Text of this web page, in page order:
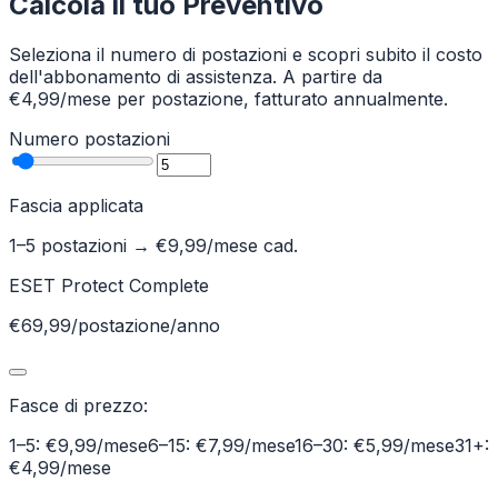
Seleziona il numero di postazioni e scopri subito il costo
dell'abbonamento di assistenza. A partire da
€4,99/mese per postazione, fatturato annualmente.
Numero postazioni
Fascia applicata
1–5 postazioni → €9,99/mese cad.
ESET Protect Complete
€69,99/postazione/anno
Fasce di prezzo:
1–5: €9,99/mese6–15: €7,99/mese16–30: €5,99/mese31+:
€4,99/mese